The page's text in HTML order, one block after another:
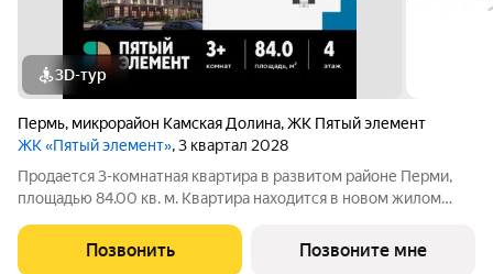
3D-тур
Пермь, микрорайон Камская Долина,ЖК Пятый элемент
ЖК «Пятый элемент», 3 квартал 2028
Продается 3-комнатная квартира в развитом районе Перми,
площадью 84.00 кв. м. Квартира находится в новом жилом
«Железно». Проект «Пятый Элемент» это полноценный город
в городе, где в пределах 15
Позвонить Позвоните мне